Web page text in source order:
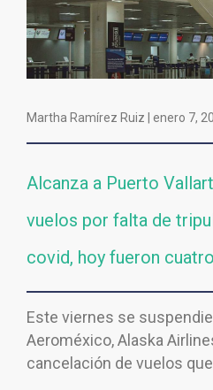
Martha Ramírez Ruiz | enero 7,
Alcanza a Puerto
vuelos por falta de
covid, hoy fueron cuatro
Este viernes se
Aeroméxico, Alaska
cancelación de vuelos